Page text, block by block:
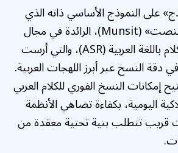
على النموذج الأساسي ذاته الذي
تقوم عليه منصة «منصت» (Munsit)، الرائدة في مجال
التعرّف الآلي على الكلام باللغة العربية (ASR)، والتي أرست
دقة النسخ عبر أبرز اللهجات العربية.
إمكانات النسخ الفوري للكلام العربي
اليومية، بكفاءة تضاهي الأنظمة
قريب تتطلب بنية تحتية معقدة من